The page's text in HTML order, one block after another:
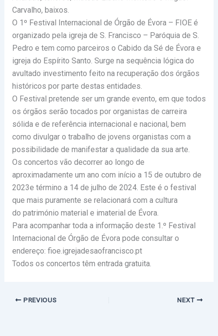
Carvalho, baixos.
O 1º Festival Internacional de Órgão de Évora – FIOE é
organizado pela igreja de S. Francisco – Paróquia de S.
Pedro e tem como parceiros o Cabido da Sé de Évora e
igreja do Espírito Santo. Surge na sequência lógica do
avultado investimento feito na recuperação dos órgãos
históricos por parte destas entidades.
O Festival pretende ser um grande evento, em que todos
os órgãos serão tocados por organistas de carreira
sólida e de referência internacional e nacional, bem
como divulgar o trabalho de jovens organistas com a
possibilidade de manifestar a qualidade da sua arte.
Os concertos vão decorrer ao longo de
aproximadamente um ano com início a 15 de outubro de
2023e término a 14 de julho de 2024. Este é o festival
que mais puramente se relacionará com a cultura
do património material e imaterial de Évora.
Para acompanhar toda a informação deste 1.º Festival
Internacional de Órgão de Évora pode consultar o
endereço: fioe.igrejadesaofrancisco.pt
Todos os concertos têm entrada gratuita.
PREVIOUS NEXT